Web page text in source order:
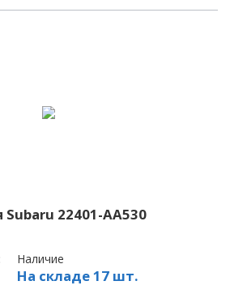
22401-AA530
Наличие
На складе 17 шт.